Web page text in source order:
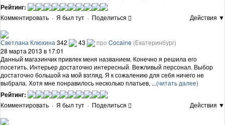
Рейтинг:
Комментировать · Я был тут · Поделиться Действия ▼
Светлана Клюхина 342 43 про Cocaine (Екатеринбург)
28 марта 2013 в 17:01
Данный магазинчик привлек меня названием. Конечно я решила его
посетить. Интерьер достаточно интересный. Вежливый персонал. Выбор
достаточно большой на мой взгляд. Я к сожалению для себя ничего не
выбрала. Хотя мне понравилось несколько платьев, ...(читать далее)
Рейтинг:
Комментировать · Я был тут · Поделиться Действия ▼